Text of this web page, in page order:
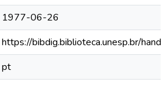
1977-06-26
https://bibdig.biblioteca.unesp.br/
pt